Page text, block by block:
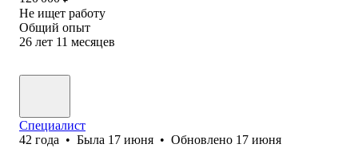
Не ищет работу
Общий опыт
26 лет 11 месяцев
Специалист
42 года • Была 17 июня • Обновлено 17 июня